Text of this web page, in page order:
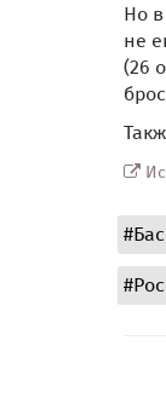
Но
не
(26